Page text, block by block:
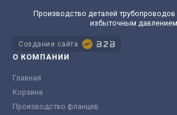
Производство деталей
избыточным давлением
Создание сайта
О КОМПАНИИ
Главная
Корзина
Производство фланцев